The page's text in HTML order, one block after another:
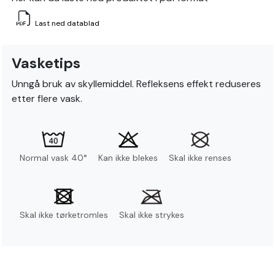
Last ned datablad
Vasketips
Unngå bruk av skyllemiddel. Refleksens effekt reduseres
etter flere vask.
Normal vask 40° Kan ikke blekes Skal ikke renses
Skal ikke tørketromles Skal ikke strykes